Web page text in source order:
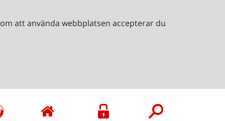
att använda webbplatsen accepterar du